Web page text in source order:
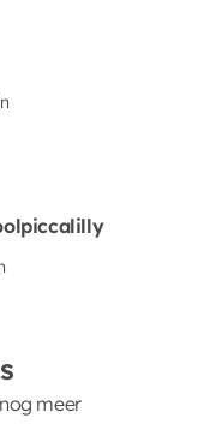
meer